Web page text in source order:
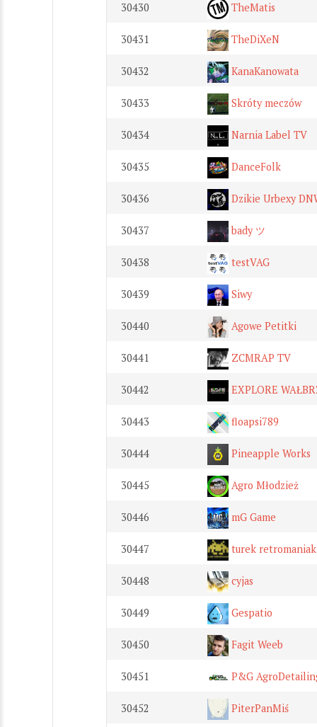
30430 TheMatis
30431 TheDiXeN
30432 KanaKanowata
30433 Skróty meczów
30434 Narnia Label TV
30435 DanceFolk
30436 Dzikie Urbexy
30437 bady ツ
30438 testVAG
30439 Siwy
30440 Agowe Petitki
30441 ZCMRAP TV
30442 EXPLORE
30443 floapsi789
30444 Pineapple Works
30445 Agro Młodzież
30446 mG Game
30447 turek retromaniak
30448 cyjas
30449 Gespatio
30450 Fagit Weeb
30451 P&G
30452 PiterPanMiś